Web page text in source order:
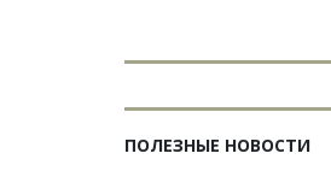
ПОЛЕЗНЫЕ НОВОСТИ